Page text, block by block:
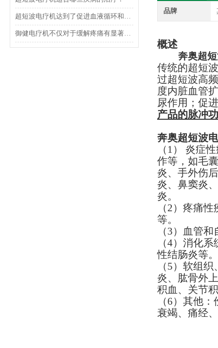
超短波电疗机达到了促进血液循环和修复，增强机体免疫力的治疗目的
御健电疗机不仅对于缓解疼痛有显著的效果，还能起到一定的预防作用
品牌
概述
奔奥超
传统的超短
过超短波高
度内脏血管
尿作用；促
产品的脉冲
奔奥超短波
（1） 炎症
作等，如毛
炎、手外伤
炎、鼻窦炎
炎。
（2） 疼痛性
等。
（3）
血管和
（4） 消化系
性结肠炎等。
（5） 软组织
炎、肱骨外
积血、关节
（6） 其他：
衰竭、痛经